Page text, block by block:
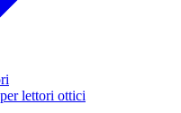
lettori ottici